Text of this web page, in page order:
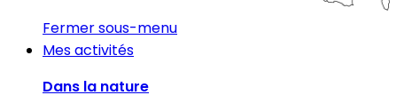
Fermer sous-menu
Mes activités
Dans la nature